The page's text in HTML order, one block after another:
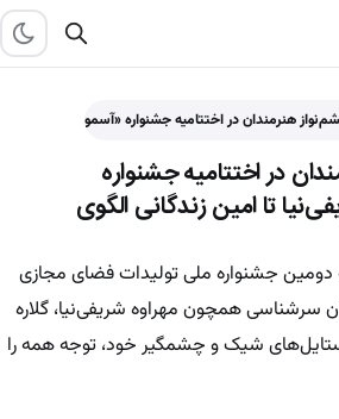
هنرمندان در اختتامیه جشنواره «آسمون»؛مهراوه
در اختتامیه جشنواره
تا امین زندگانی الگوی
دومین جشنواره ملی تولیدات فضای مجازی
سرشناسی همچون مهراوه شریفی‌نیا، گلاره
شیک و چشمگیر خود، توجه همه را